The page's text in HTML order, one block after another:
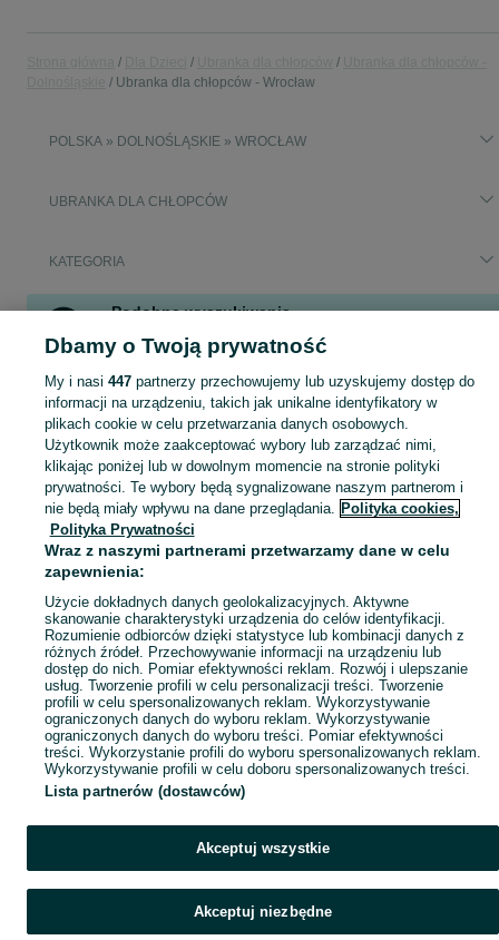
Ubranka dla chłopców - Wrocław
POLSKA » DOLNOŚLĄSKIE » WROCŁAW
UBRANKA DLA CHŁOPCÓW
KATEGORIA
Podobne wyszukiwania
koszula biała 164 w Koszule
koszula biała 164
w
koszula biała 164 w Dla Dzieci
koszula biała 164 w miejscowości Wrocław? Odkryj modne ubranka dla chłopców na OLX. Sprawdź kategorię Dla Dzieci! Zobacz
Mapa kategorii
Mapa miejscowości
Mapa ministron
Popularne wyszukiwania
Dbamy o Twoją prywatność
My i nasi 447partnerzy przechowujemy lub uzyskujemy dostęp do
informacji na urządzeniu, takich jak unikalne identyfikatory w
plikach cookie w celu przetwarzania danych osobowych.
Użytkownik może zaakceptować wybory lub zarządzać nimi,
klikając poniżej lub w dowolnym momencie na stronie polityki
prywatności. Te wybory będą sygnalizowane naszym partnerom i
nie będą miały wpływu na dane przeglądania. Polityka cookies,
Polityka Prywatności
Wraz z naszymi partnerami przetwarzamy dane w celu
zapewnienia:
Użycie dokładnych danych geolokalizacyjnych. Aktywne
skanowanie charakterystyki urządzenia do celów identyfikacji.
Rozumienie odbiorców dzięki statystyce lub kombinacji danych z
różnych źródeł. Przechowywanie informacji na urządzeniu lub
dostęp do nich. Pomiar efektywności reklam. Rozwój i ulepszanie
usług. Tworzenie profili w celu personalizacji treści. Tworzenie
profili w celu spersonalizowanych reklam. Wykorzystywanie
ograniczonych danych do wyboru reklam. Wykorzystywanie
ograniczonych danych do wyboru treści. Pomiar efektywności
treści. Wykorzystanie profili do wyboru spersonalizowanych reklam.
Wykorzystywanie profili w celu doboru spersonalizowanych treści.
Lista partnerów (dostawców)
Akceptuj wszystkie
Akceptuj niezbędne